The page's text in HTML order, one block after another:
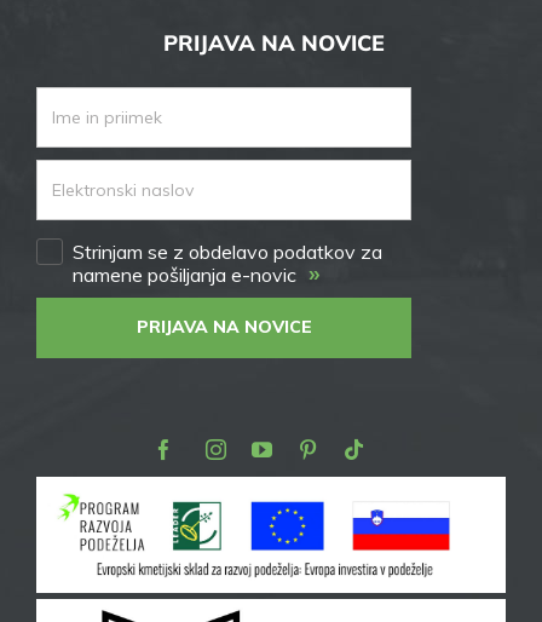
PRIJAVA NA NOVICE
Strinjam se z obdelavo podatkov za
namene pošiljanja e-novic »
PRIJAVA NA NOVICE
FacebookInstagram
YoutubePinterest